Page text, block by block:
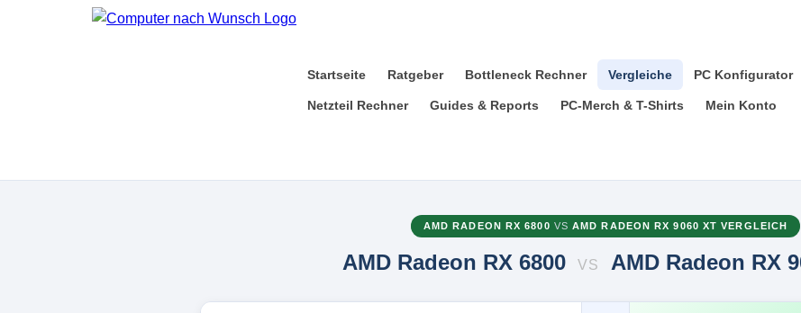
Startseite Ratgeber Bottleneck Rechner Vergleiche PC Konfigurator
Netzteil Rechner Guides & Reports PC-Merch & T-Shirts Mein Konto
AMD RADEON RX 6800 VS AMD RADEON RX 9060 XT VERGLEICH
AMD Radeon RX 6800 VS AMD Radeon RX